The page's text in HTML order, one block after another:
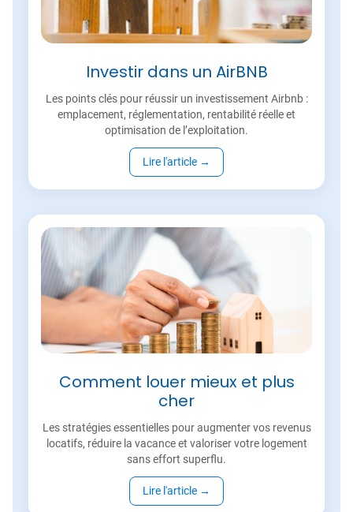
Investir dans un AirBNB
Les points clés pour réussir un investissement Airbnb :
emplacement, réglementation, rentabilité réelle et
optimisation de l’exploitation.
Lire l'article →
Comment louer mieux et plus
cher
Les stratégies essentielles pour augmenter vos revenus
locatifs, réduire la vacance et valoriser votre logement
sans effort superflu.
Lire l'article →